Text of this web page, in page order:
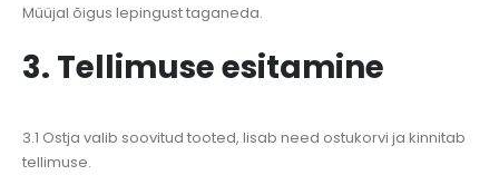
Müüjal õigus lepingust taganeda.
3. Tellimuse esitamine
3.1 Ostja valib soovitud tooted, lisab need ostukorvi ja kinnitab
tellimuse.